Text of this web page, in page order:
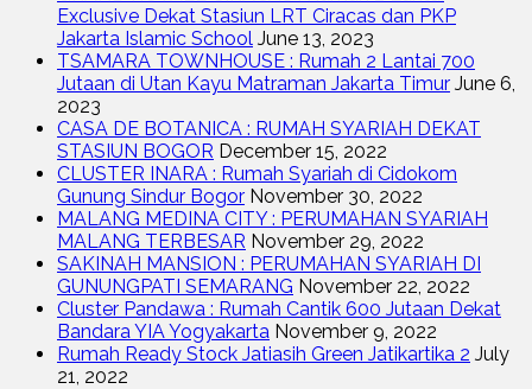
Exclusive Dekat Stasiun LRT Ciracas dan PKP
Jakarta Islamic School June 13, 2023
TSAMARA TOWNHOUSE : Rumah 2 Lantai 700
Jutaan di Utan Kayu Matraman Jakarta Timur June 6,
2023
CASA DE BOTANICA : RUMAH SYARIAH DEKAT
STASIUN BOGOR December 15, 2022
CLUSTER INARA : Rumah Syariah di Cidokom
Gunung Sindur Bogor November 30, 2022
MALANG MEDINA CITY : PERUMAHAN SYARIAH
MALANG TERBESAR November 29, 2022
SAKINAH MANSION : PERUMAHAN SYARIAH DI
GUNUNGPATI SEMARANG November 22, 2022
Cluster Pandawa : Rumah Cantik 600 Jutaan Dekat
Bandara YIA Yogyakarta November 9, 2022
Rumah Ready Stock Jatiasih Green Jatikartika 2 July
21, 2022